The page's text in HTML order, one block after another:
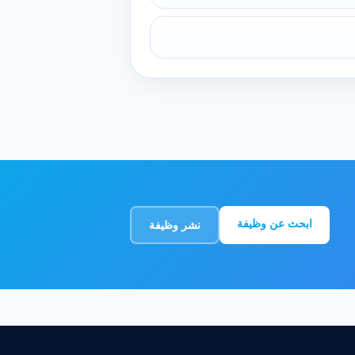
ابحث عن وظيفة نشر وظيفة